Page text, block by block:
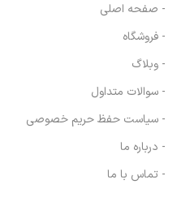
- صفحه اصلی
- فروشگاه
- وبلاگ
- سوالات متداول
- سیاست حفظ حریم خصوصی
- درباره ما
- تماس با ما